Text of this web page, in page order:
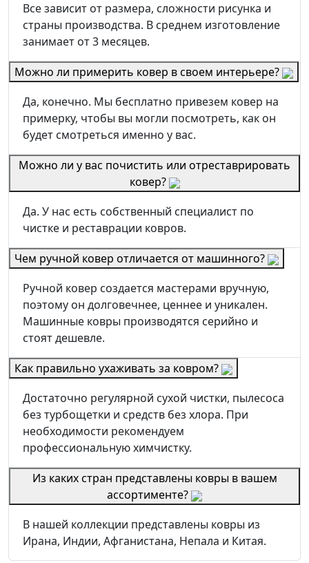
Все зависит от размера, сложности рисунка и
страны производства. В среднем изготовление
занимает от 3 месяцев.
Можно ли примерить ковер в своем интерьере?
Да, конечно. Мы бесплатно привезем ковер на
примерку, чтобы вы могли посмотреть, как он
будет смотреться именно у вас.
Можно ли у вас почистить или отреставрировать
ковер?
Да. У нас есть собственный специалист по
чистке и реставрации ковров.
Чем ручной ковер отличается от машинного?
Ручной ковер создается мастерами вручную,
поэтому он долговечнее, ценнее и уникален.
Машинные ковры производятся серийно и
стоят дешевле.
Как правильно ухаживать за ковром?
Достаточно регулярной сухой чистки, пылесоса
без турбощетки и средств без хлора. При
необходимости рекомендуем
профессиональную химчистку.
Из каких стран представлены ковры в вашем
ассортименте?
В нашей коллекции представлены ковры из
Ирана, Индии, Афганистана, Непала и Китая.